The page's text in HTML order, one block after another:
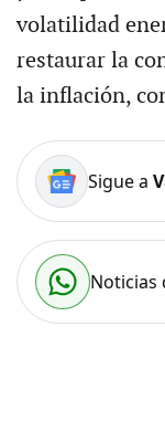
volatilidad
restaurar la
la inflación,
Sigue a
Noticias